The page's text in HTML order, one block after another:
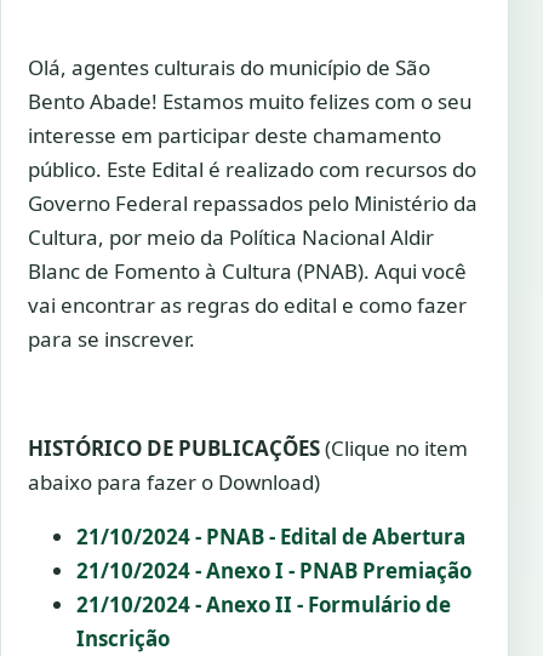
Olá, agentes culturais do município de São
Bento Abade! Estamos muito felizes com o seu
interesse em participar deste chamamento
público. Este Edital é realizado com recursos do
Governo Federal repassados pelo Ministério da
Cultura, por meio da Política Nacional Aldir
Blanc de Fomento à Cultura (PNAB). Aqui você
vai encontrar as regras do edital e como fazer
para se inscrever.
HISTÓRICO DE PUBLICAÇÕES(Clique no item
abaixo para fazer o Download)
21/10/2024 - PNAB - Edital de Abertura
21/10/2024 - Anexo I - PNAB Premiação
21/10/2024 - Anexo II - Formulário de
Inscrição